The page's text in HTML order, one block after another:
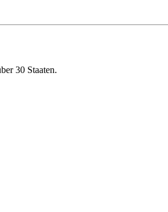
30 Staaten.